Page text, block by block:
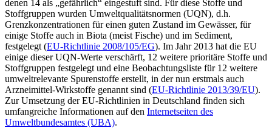
denen 14 als „gefährlich“ eingestuft sind. Für diese Stoffe und
Stoffgruppen wurden Umweltqualitätsnormen (UQN), d.h.
Grenzkonzentrationen für einen guten Zustand im Gewässer, für
einige Stoffe auch in Biota (meist Fische) und im Sediment,
festgelegt (EU-Richtlinie 2008/105/EG). Im Jahr 2013 hat die EU
einige dieser UQN-Werte verschärft, 12 weitere prioritäre Stoffe und
Stoffgruppen festgelegt und eine Beobachtungsliste für 12 weitere
umweltrelevante Spurenstoffe erstellt, in der nun erstmals auch
Arzneimittel-Wirkstoffe genannt sind (EU-Richtlinie 2013/39/EU).
Zur Umsetzung der EU-Richtlinien in Deutschland finden sich
umfangreiche Informationen auf den Internetseiten des
Umweltbundesamtes (UBA).